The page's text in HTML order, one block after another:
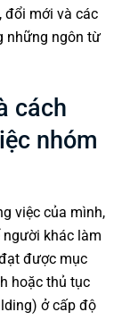
đổi mới và các
những ngôn từ
cách
nhóm
việc của mình,
khác làm
được mục
hoặc thủ tục
) ở cấp độ